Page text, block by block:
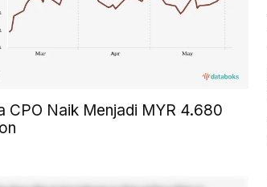
CPO Naik Menjadi MYR 4.680